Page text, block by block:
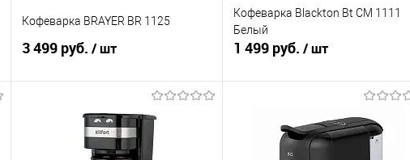
Кофеварка BRAYER BR 1125
3 499 руб. / шт
Купить в 1 клик
К сравнению
Кофеварка Blackton Bt CM 1111
Белый
1 499 руб. / шт
Купить в 1 клик
К сравнению